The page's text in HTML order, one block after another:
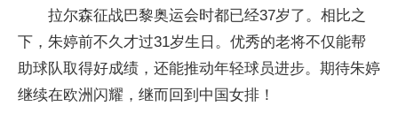
拉尔森征战巴黎奥运会时都已经37岁了。相比之
下，朱婷前不久才过31岁生日。优秀的老将不仅能帮
助球队取得好成绩，还能推动年轻球员进步。期待朱婷
继续在欧洲闪耀，继而回到中国女排！